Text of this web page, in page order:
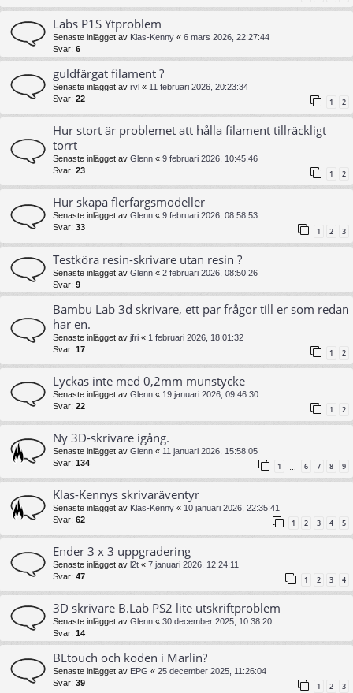
Labs P1S Ytproblem
Senaste inlägget av Klas-Kenny « 6 mars 2026, 22:27:44
Svar: 6
guldfärgat filament ?
Senaste inlägget av rvl « 11 februari 2026, 20:23:34
Svar: 22 1 2
Hur stort är problemet att hålla filament tillräckligt
torrt
Senaste inlägget av Glenn « 9 februari 2026, 10:45:46
Svar: 23 1 2
Hur skapa flerfärgsmodeller
Senaste inlägget av Glenn « 9 februari 2026, 08:58:53
Svar: 33 1 2 3
Testköra resin-skrivare utan resin ?
Senaste inlägget av Glenn « 2 februari 2026, 08:50:26
Svar: 9
Bambu Lab 3d skrivare, ett par frågor till er som redan
har en.
Senaste inlägget av jfri « 1 februari 2026, 18:01:32
Svar: 17 1 2
Lyckas inte med 0,2mm munstycke
Senaste inlägget av Glenn « 19 januari 2026, 09:46:30
Svar: 22 1 2
Ny 3D-skrivare igång.
Senaste inlägget av Glenn « 11 januari 2026, 15:58:05
Svar: 134 1 6 7 8 9
Klas-Kennys skrivaräventyr
Senaste inlägget av Klas-Kenny « 10 januari 2026, 22:35:41
Svar: 62 1 2 3 4 5
Ender 3 x 3 uppgradering
Senaste inlägget av l2t « 7 januari 2026, 12:24:11
Svar: 47 1 2 3 4
3D skrivare B.Lab PS2 lite utskriftproblem
Senaste inlägget av Glenn « 30 december 2025, 10:38:20
Svar: 14
BLtouch och koden i Marlin?
Senaste inlägget av EPG « 25 december 2025, 11:26:04
Svar: 39 1 2 3